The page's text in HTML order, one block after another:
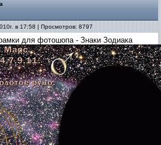
в 17:58 | Просмотров: 8797
для фотошопа - Знаки Зодиака